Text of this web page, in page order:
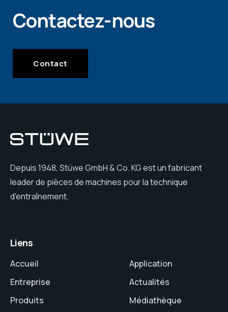
Contactez-nous
Contact
Depuis 1948, Stüwe GmbH & Co. KG est un fabricant
leader de pièces de machines pour la technique
d'entraînement.
Liens
Accueil
Entreprise
Produits
Application
Actualités
Médiathèque